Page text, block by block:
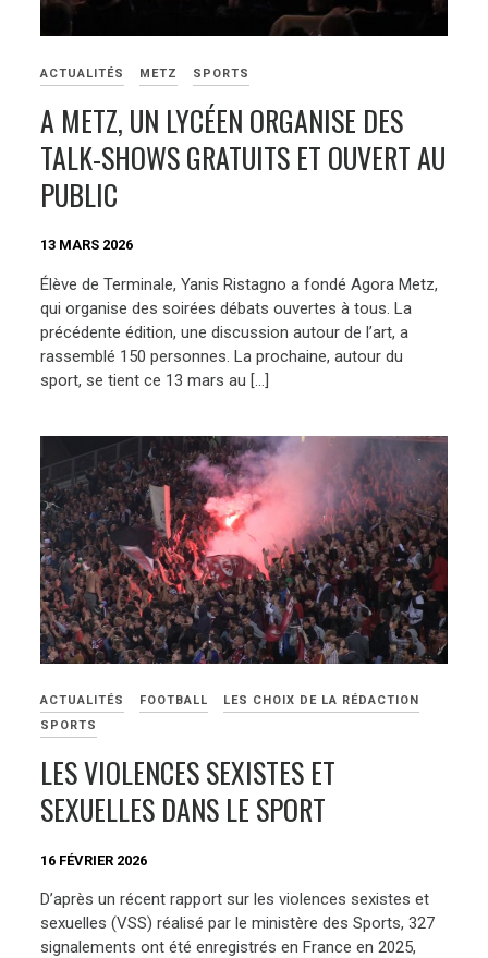
ACTUALITÉS METZ SPORTS
A METZ, UN LYCÉEN ORGANISE DES
TALK-SHOWS GRATUITS ET OUVERT AU
PUBLIC
13 MARS 2026
Élève de Terminale, Yanis Ristagno a fondé Agora Metz,
qui organise des soirées débats ouvertes à tous. La
précédente édition, une discussion autour de l’art, a
rassemblé 150 personnes. La prochaine, autour du
sport, se tient ce 13 mars au […]
ACTUALITÉS FOOTBALL
LES CHOIX DE LA RÉDACTION
SPORTS
LES VIOLENCES SEXISTES ET
SEXUELLES DANS LE SPORT
16 FÉVRIER 2026
D’après un récent rapport sur les violences sexistes et
sexuelles (VSS) réalisé par le ministère des Sports, 327
signalements ont été enregistrés en France en 2025,